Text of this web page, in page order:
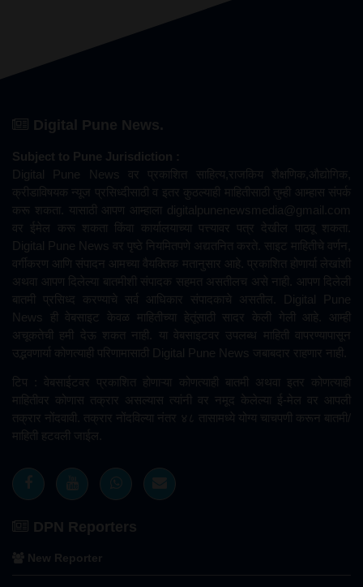
Digital Pune News.
Subject to Pune Jurisdiction :
Digital Pune News वर प्रकाशित साहित्य,राजकिय शैक्षणिक,औद्योगिक,
क्रीडाविषयक न्यूज प्रसिध्दीसाठी व इतर कुठल्याही माहितीसाठी तुम्ही आम्हास संपर्क
करू शकता. यासाठी आपण आम्हाला digitalpunenewsmedia@gmail.com
वर ईमेल करू शकता किंवा कार्यालयाच्या पत्त्यावर पत्र देखील पाठवू शकता.
Digital Pune News वर पृष्ठे नियमितपणे अद्यतनित करते. साइट माहितीचे वर्णन,
वर्गीकरण आणि संपादन आमच्या वैयक्तिक मतानुसार आहे. प्रकाशित होणार्या लेखांशी
अथवा आपण दिलेल्या बातमीशी संपादक सहमत असतीलच असे नाही. आपण दिलेली
बातमी प्रसिध्द करण्याचे सर्व आधिकार संपादकाचे असतील. Digital Pune
News ही वेबसाइट केवळ माहितीच्या हेतूंसाठी सादर केली गेली आहे. आम्ही
अचूकतेची हमी देऊ शकत नाही. या वेबसाइटवर उपलब्ध माहिती वापरण्यापासून
उद्भवणार्या कोणत्याही परिणामासाठी Digital Pune News जबाबदार राहणार नाही.
टिप : वेबसाईटवर प्रकाशित होणाऱ्या कोणत्याही बातमी अथवा इतर कोणत्याही
माहितीवर कोणास तक्रार असल्यास त्यांनी वर नमूद केलेल्या ई-मेल वर आपली
तक्रार नोंदवावी. तक्रार नोंदविल्या नंतर ४८ तासामध्ये योग्य चाचपणी करून बातमी/
माहिती हटवली जाईल.
DPN Reporters
New Reporter